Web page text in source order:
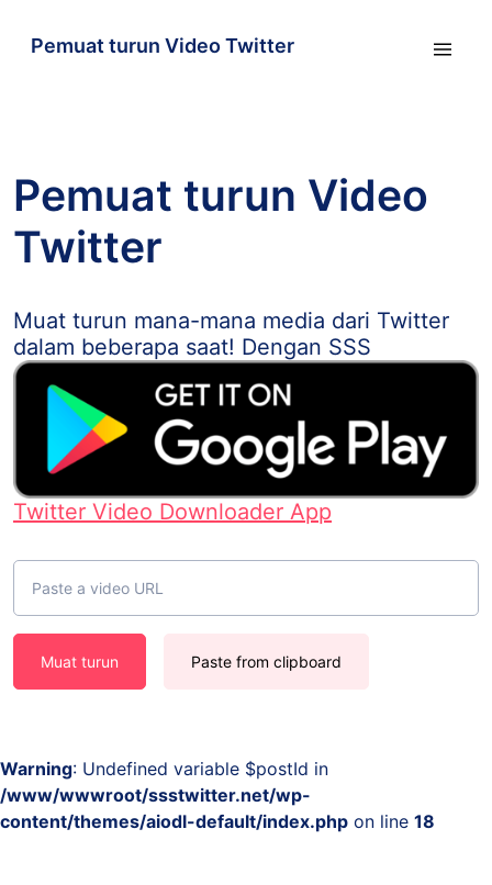
Pemuat turun Video Twitter
Pemuat turun Video
Twitter
Muat turun mana-mana media dari Twitter
dalam beberapa saat! Dengan SSS
Twitter Video Downloader App
Muat turun Paste from clipboard
Warning: Undefined variable $postId in
/www/wwwroot/ssstwitter.net/wp-
content/themes/aiodl-default/index.php on line 18